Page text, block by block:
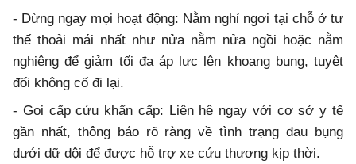
- Dừng ngay mọi hoạt động: Nằm nghỉ ngơi tại chỗ ở tư
thế thoải mái nhất như nửa nằm nửa ngồi hoặc nằm
nghiêng để giảm tối đa áp lực lên khoang bụng, tuyệt
đối không cố đi lại.
- Gọi cấp cứu khẩn cấp: Liên hệ ngay với cơ sở y tế
gần nhất, thông báo rõ ràng về tình trạng đau bụng
dưới dữ dội để được hỗ trợ xe cứu thương kịp thời.